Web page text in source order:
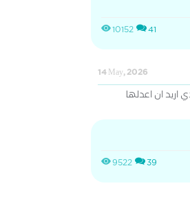
10152 41
14 May, 2026
ان اعدلها
9522 39